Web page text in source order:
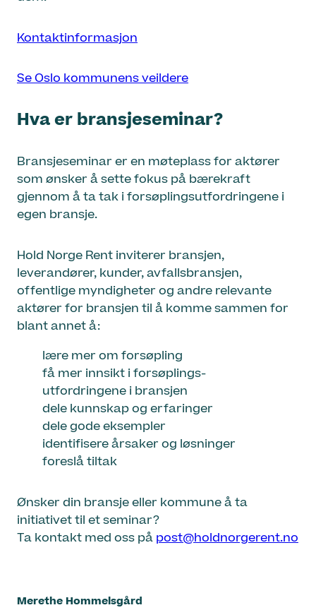
Kontaktinformasjon
Se Oslo kommunens veildere
Hva er bransjeseminar?
Bransjeseminar er en møteplass for aktører
som ønsker å sette fokus på bærekraft
gjennom å ta tak i forsøplingsutfordringene i
egen bransje.
Hold Norge Rent inviterer bransjen,
leverandører, kunder, avfallsbransjen,
offentlige myndigheter og andre relevante
aktører for bransjen til å komme sammen for
blant annet å:
lære mer om forsøpling
få mer innsikt i forsøplings-
utfordringene i bransjen
dele kunnskap og erfaringer
dele gode eksempler
identifisere årsaker og løsninger
foreslå tiltak
Ønsker din bransje eller kommune å ta
initiativet til et seminar?
Ta kontakt med oss på post@holdnorgerent.no
Merethe Hommelsgård